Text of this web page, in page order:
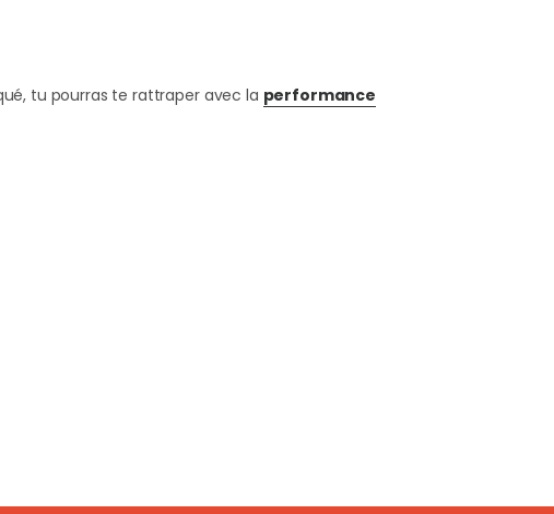
tu pourras te rattraper avec la performance